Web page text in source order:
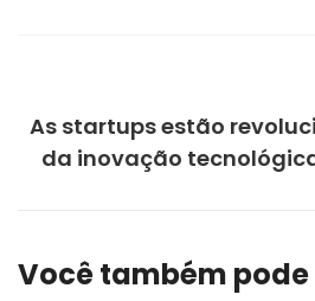
As startups estão
da inovação
Você também